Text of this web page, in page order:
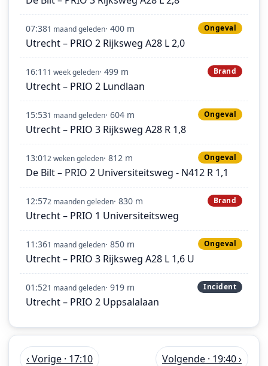
07:381 maand geleden· 400 m Ongeval
Utrecht – PRIO 2 Rijksweg A28 L 2,0
16:11 1 week geleden· 499 m Brand
Utrecht – PRIO 2 Lundlaan
15:531 maand geleden· 604 m Ongeval
Utrecht – PRIO 3 Rijksweg A28 R 1,8
13:012 weken geleden· 812 m Ongeval
De Bilt – PRIO 2 Universiteitsweg - N412 R 1,1
12:572 maanden geleden· 830 m Brand
Utrecht – PRIO 1 Universiteitsweg
11:361 maand geleden· 850 m Ongeval
Utrecht – PRIO 3 Rijksweg A28 L 1,6 U
01:521 maand geleden· 919 m Incident
Utrecht – PRIO 2 Uppsalalaan
‹ Vorige · 17:10 Volgende · 19:40 ›